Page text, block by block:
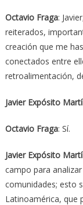
Octavio Fraga:
reiterados,
creación que me
conectados entre
retroalimentación,
Javier Expósito
Octavio Fraga: Sí.
Javier Expósito
campo para
comunidades; esto
Latinoamérica, que